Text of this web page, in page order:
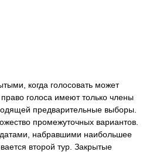
когда голосовать может
голоса имеют только члены
предварительные выборы.
промежуточных вариантов.
набравшими наибольшее
второй тур. Закрытые